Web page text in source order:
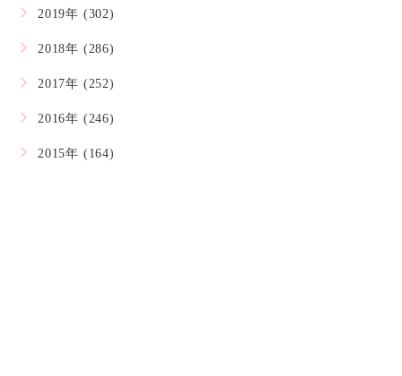
2019年 (302)
2018年 (286)
2017年 (252)
2016年 (246)
2015年 (164)